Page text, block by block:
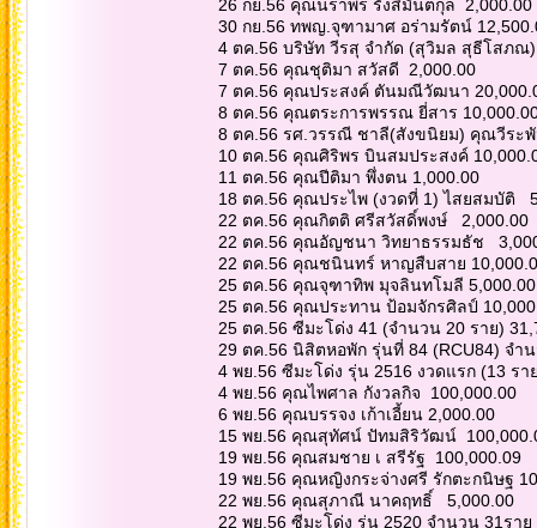
26 กย.56 คุณนราพร รังสิมันตกุล 2,000.00
30 กย.56 ทพญ.จุฑามาศ อร่ามรัตน์
4 ตค.56 บริษัท วีรสุ จำกัด (สุวิมล สุธีโสภณ
7 ตค.56 คุณชุติมา สวัสดี 2,000.00
7 ตค.56 คุณประสงค์ ตันมณีวัฒนา
8 ตค.56 คุณตระการพรรณ ยี่สาร
8 ตค.56 รศ.วรรณี ชาลี(สังขนิยม) คุณวีระ
10 ตค.56 คุณศิริพร บินสมประสงค์
11 ตค.56 คุณปีติมา พึ่งตน 1,000.00
18 ตค.56 คุณประไพ (งวดที่ 1) ไสยสมบัติ
22 ตค.56 คุณกิตติ ศรีสวัสดิ์พงษ์ 2,000.00
22 ตค.56 คุณอัญชนา วิทยาธรรมธัช
22 ตค.56 คุณชนินทร์ หาญสืบสาย
25 ตค.56 คุณจุฑาทิพ มุจลินทโมลี
25 ตค.56 คุณประทาน ป้อมจักรศิลป์
25 ตค.56 ซีมะโด่ง 41 (จำนวน 20 ราย)
29 ตค.56 นิสิตหอพัก รุ่นที่ 84 (RCU84) จำ
4 พย.56 ซีมะโด่ง รุ่น 2516 งวดแรก (13 รา
4 พย.56 คุณไพศาล กังวลกิจ 100,000.00
6 พย.56 คุณบรรจง เก้าเอี้ยน 2,000.00
15 พย.56 คุณสุทัศน์ ปัทมสิริวัฒน์
19 พย.56 คุณสมชาย เ สรีรัฐ 100,000.09
19 พย.56 คุณหญิงกระจ่างศรี รักตะกนิษฐ
22 พย.56 คุณสุภาณี นาคฤทธิ์ 5,000.00
22 พย.56 ซีมะโด่ง รุ่น 2520 จำนวน 31รา